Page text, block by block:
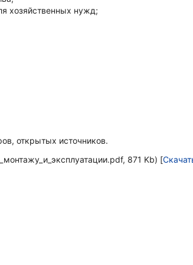
хозяйственных нужд;
открытых источников.
871 Kb) [